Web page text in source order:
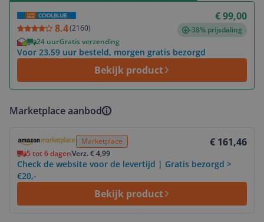
8.4(2160)
€ 99,00
-38% prijsdaling
24 uurGratis verzending
Voor 23.59 uur besteld, morgen gratis bezorgd
Bekijk product
Marketplace aanbod
Marketplace € 161,46
5 tot 6 dagenVerz. € 4,99
Check de website voor de levertijd | Gratis bezorgd >
€20,-
Bekijk product